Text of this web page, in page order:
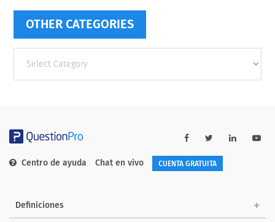
OTHER CATEGORIES
categories
Centro de ayuda Chat en vivo CUENTA GRATUITA
Definiciones